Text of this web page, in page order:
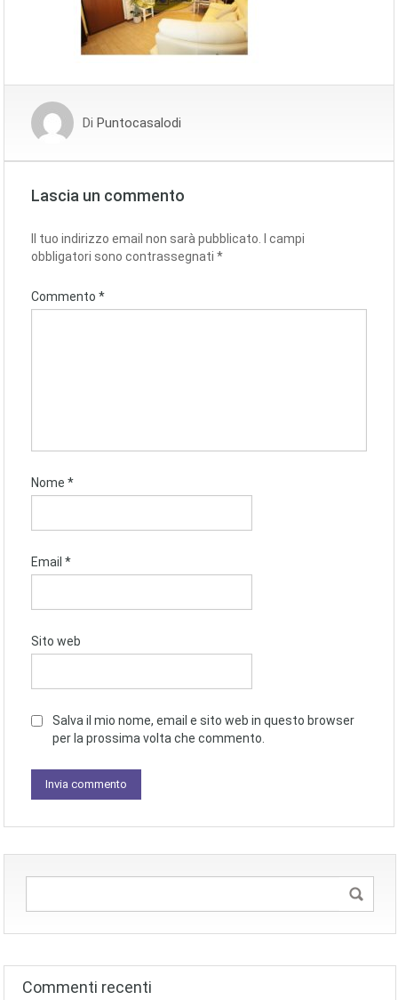
Di Puntocasalodi
Lascia un commento
Il tuo indirizzo email non sarà pubblicato. I campi
obbligatori sono contrassegnati *
Commento *
Nome *
Email *
Sito web
Salva il mio nome, email e sito web in questo browser
per la prossima volta che commento.
Commenti recenti